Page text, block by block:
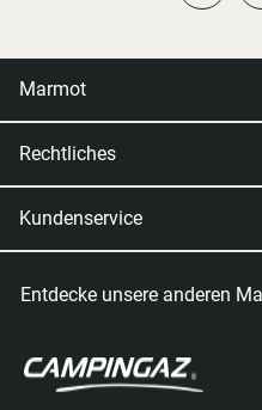
Marmot
Rechtliches
Kundenservice
Entdecke unsere anderen